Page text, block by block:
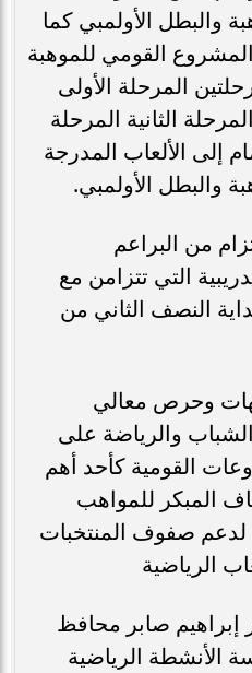
والبطل الأولمبي كما
القومي للموهبة
المرحلة الأولى
الثانية المرحلة
إلى الألعاب المدرجة
والبطل الأولمبي.
من البراعم
التي تتزامن مع
النصف الثاني من
وحرص معالي
والرياضة على
القومية كأحد أهم
المبكر للمواهب
لدعم صفوف المنتخبات
الرياضية
إبراهيم صابر محافظ
الأنشطة الرياضية